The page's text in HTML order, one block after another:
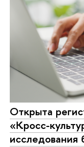
Открыта
«Кросс-
исследования